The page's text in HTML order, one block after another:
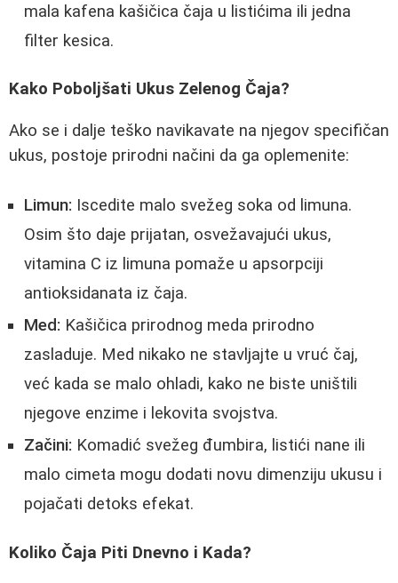
mala kafena kašičica čaja u listićima ili jedna
filter kesica.
Kako Poboljšati Ukus Zelenog Čaja?
Ako se i dalje teško navikavate na njegov specifičan
ukus, postoje prirodni načini da ga oplemenite:
Limun: Iscedite malo svežeg soka od limuna.
Osim što daje prijatan, osvežavajući ukus,
vitamina C iz limuna pomaže u apsorpciji
antioksidanata iz čaja.
Med: Kašičica prirodnog meda prirodno
zasladuje. Med nikako ne stavljajte u vruć čaj,
već kada se malo ohladi, kako ne biste uništili
njegove enzime i lekovita svojstva.
Začini: Komadić svežeg đumbira, listići nane ili
malo cimeta mogu dodati novu dimenziju ukusu i
pojačati detoks efekat.
Koliko Čaja Piti Dnevno i Kada?